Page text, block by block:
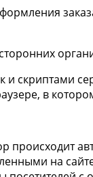
и скриптами
в
на